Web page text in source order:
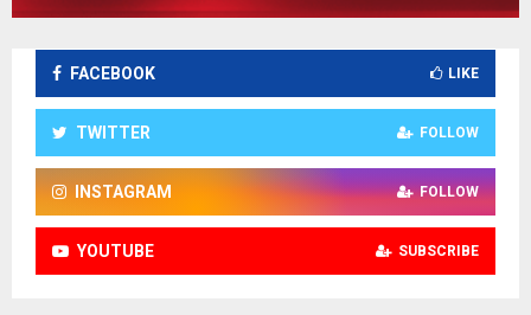
FACEBOOK LIKE
TWITTER FOLLOW
INSTAGRAM FOLLOW
YOUTUBE SUBSCRIBE